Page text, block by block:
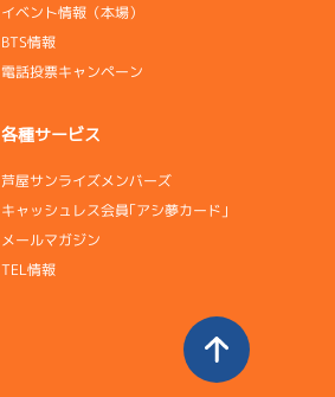
イベント情報（本場）
BTS情報
電話投票キャンペーン
各種サービス
芦屋サンライズメンバーズ
キャッシュレス会員｢アシ夢カード｣
メールマガジン
TEL情報